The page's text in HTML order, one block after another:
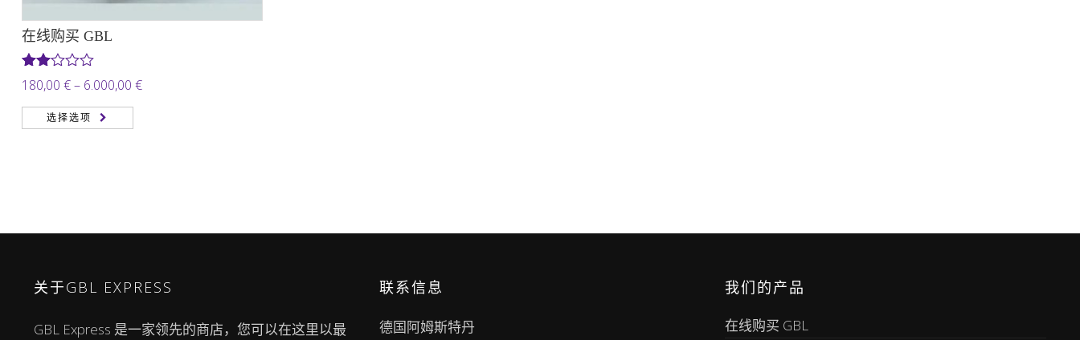
在线购买 GBL
评分
2.00
&sol;
180,00 €– 6.000,00 €价
选择选项
关于GBL EXPRESS
GBL Express 是一家领先的商店，您可以在这里以最
联系信息
德国阿姆斯特丹
我们的产品
在线购买 GBL